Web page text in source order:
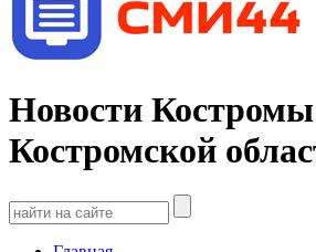
Новости
Костромской